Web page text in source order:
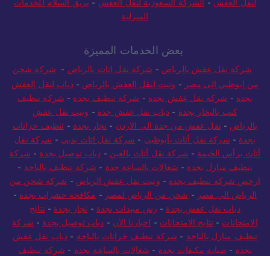
لنقل العفش - الشركة السعودية لنقل العفش - بريق السلام للخدمات
المنزلية
بعض الخدمات المميزة
شركة نقل عفش بالرياض - شركة نقل اثاث بالرياض - شركة شحن
من ابوظبي الى مصر - ونيت لنقل العفش بالرياض -دباب لنقل العفش
بجدة - شركة نقل عفش بجدة - شركة تنظيف بجدة - شركة تنظيف
كنب بالبخار بجدة - دباب نقل عفش جدة - ونيت نقل عفش
بالرياض - نقل عفش من جدة الي الاردن - نجار بجدة - تنظيف خزانات
بجدة - شركة نقل أثاث بأبوظبي - شركة نقل اثاث بدبي - شركة نقل
أثاث برأس الخيمة - شركة نقل أثاث بالعين - دباب توصيل بجدة - شركة
تنظيف منازل بجدة - شغالات بالساعة جدة - شركة تنظيف بالباحة -
ارخص شركة تنظيف بجدة - ونيت نقل عفش الرياض - شركة شحن من
الرياض الي مصر - شحن من الرياض لمصر - مكافحة حشرات بجدة -
دباب نقل عفش بجدة - رش مبيدات بجدة - نجار بجدة - نتائج
الامتحانات - نتايج الامتحانات - اخبارنا الان - دباب توصيل بجدة - شركة
تنظيف منازل بالباحة - شركة تنظيف خزانات بالباحة - دباب نقل عفش
بجدة - صيانة مكيفات بجدة - شغالات بالساعة بجدة - شركة تنظيف